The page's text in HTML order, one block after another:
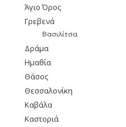
Άγιο Όρος
Γρεβενά
Βασιλίτσα
Δράμα
Ημαθία
Θάσος
Θεσσαλονίκη
Καβάλα
Καστοριά